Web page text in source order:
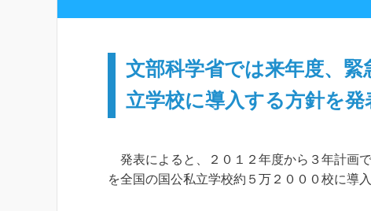
文部科学省では来年度、
立学校に導入する方針を発
発表によると、２０１２年度から３年計画
を全国の国公私立学校約５万２０００校に導入